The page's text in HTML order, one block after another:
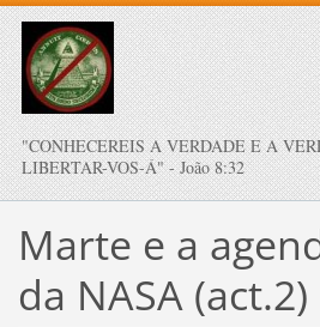
"CONHECEREIS A VERDADE E A
LIBERTAR-VOS-Á" - João 8:32
Marte e a
da NASA (act.2)